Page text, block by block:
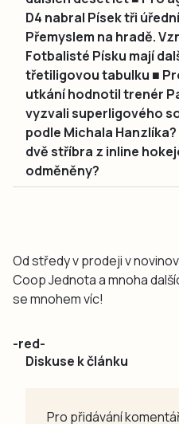
D4 nabral Písek tři
Přemyslem na hradě.
Fotbalisté Písku mají
třetiligovou tabulku ■
utkání hodnotil trenér
vyzvali superligového
podle Michala
dvě stříbra z inline
odměněny?
Od středy v prodeji v
Coop Jednota a mnoha
se mnohem víc!
-red-
Diskuse k článku
Pro přidávání